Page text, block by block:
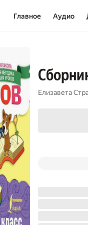
Главное Аудио
Елизавета